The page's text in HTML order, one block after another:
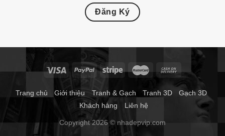
Đăng Ký
Trang chủ Giới thiệu Tranh & Gạch Tranh 3D
Gạch 3D
Khách hàng
Liên hệ
Copyright 2026 © nhadepvip.com